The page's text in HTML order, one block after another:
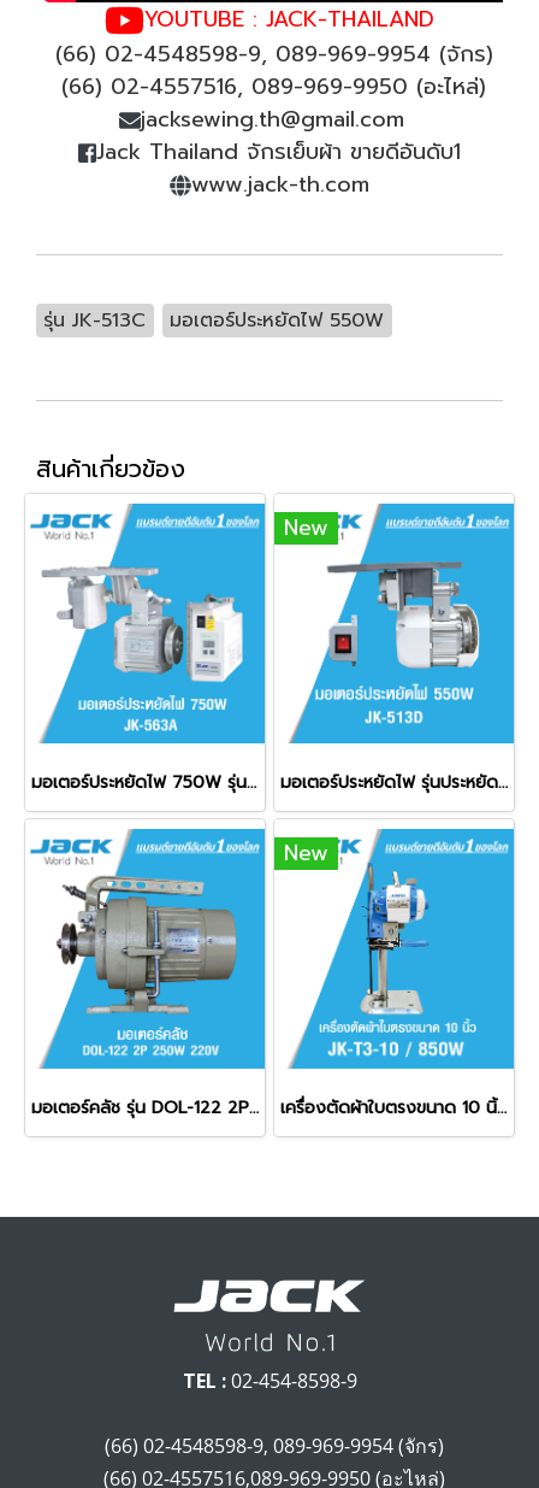
YOUTUBE : JACK-THAILAND
(66) 02-4548598-9, 089-969-9954 (จักร)
(66) 02-4557516, 089-969-9950 (อะไหล่)
jacksewing.th@gmail.com
Jack Thailand จักรเย็บผ้า ขายดีอันดับ1
www.jack-th.com
รุ่น JK-513C มอเตอร์ประหยัดไฟ 550W
สินค้าเกี่ยวข้อง
มอเตอร์ประหยัดไฟ 750W รุ่น JK-563A
New
มอเตอร์ประหยัดไฟ รุ่นประหยัด 550W รุ่น JK-513D
มอเตอร์คลัช รุ่น DOL-122 2P 250W 220V
New
เครื่องตัดผ้าใบตรงขนาด 10 นิ้ว 850W JACK รุ่น T3 ' 10 / 850W
TEL :02-454-8598-9
(66) 02-4548598-9, 089-969-9954 (จักร)
(66) 02-4557516,089-969-9950 (อะไหล่)